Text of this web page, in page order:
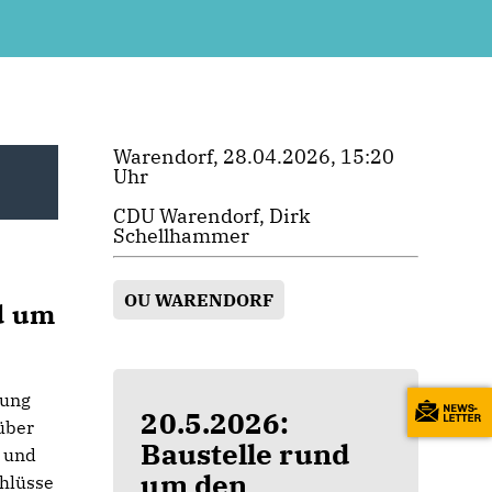
um
und
Warendorf, 28.04.2026, 15:20
Uhr
CDU Warendorf, Dirk
Schellhammer
OU WARENDORF
20.5.2026:
Baustelle rund
um den